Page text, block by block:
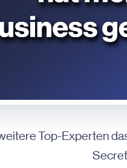
Top-Experten